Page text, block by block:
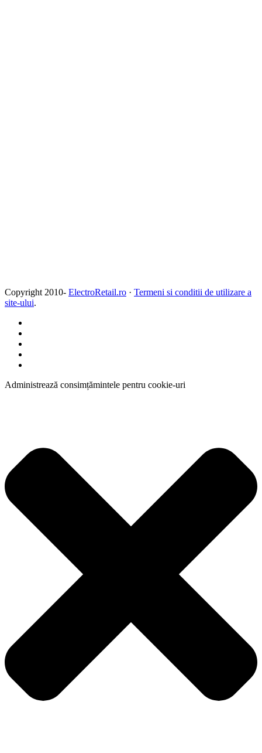
Copyright 2010- ElectroRetail.ro · Termeni si conditii de utilizare a
site-ului.
Administrează consimțămintele pentru cookie-uri